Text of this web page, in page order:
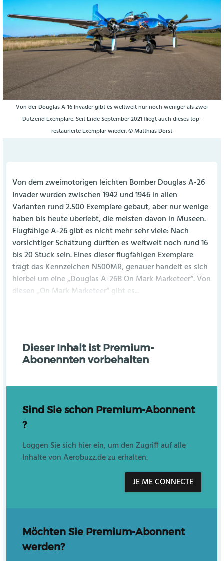
Von der Douglas A-16 Invader gibt es weltweit nur noch weniger als zwei
Dutzend Exemplare. Seit Ende September 2021 fliegt auch dieses top-
restaurierte Exemplar wieder. © Matthias Dorst
Von dem zweimotorigen leichten Bomber Douglas A-26
Invader wurden zwischen 1942 und 1946 in allen
Varianten rund 2.500 Exemplare gebaut, aber nur wenige
haben bis heute überlebt, die meisten davon in Museen.
Flugfähige A-26 gibt es nicht mehr sehr viele: Nach
vorsichtiger Schätzung dürften es weltweit noch rund 16
bis 20 Stück sein. Eines dieser flugfähigen Exemplare
trägt das Kennzeichen N500MR, genauer handelt es sich
hierbei um eine „Douglas A-26B On Mark Marketeer“. Von
diesen „On Mark Marketeer“ gibt es...
Dieser Inhalt ist Premium-
Abonennten vorbehalten
Sind Sie schon Premium-Abonnent
?
Loggen Sie sich hier ein, um den Zugriff auf alle
Inhalte von Aerobuzz.de zu erhalten.
JE ME CONNECTE
Möchten Sie Premium-Abonnent
werden?